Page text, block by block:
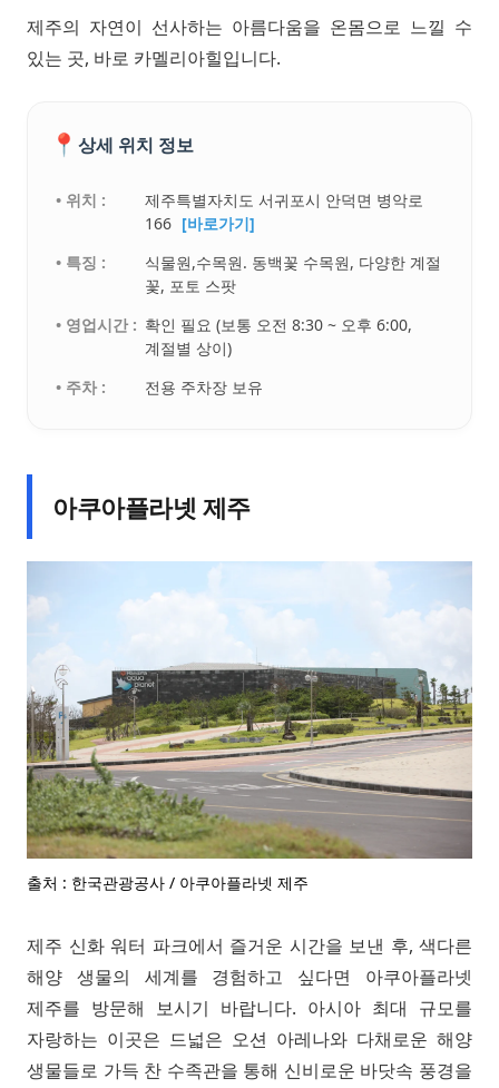
제주의 자연이 선사하는 아름다움을 온몸으로 느낄 수
있는 곳, 바로 카멜리아힐입니다.
📍 상세 위치 정보
• 위치 :
제주특별자치도 서귀포시 안덕면 병악로
166 [바로가기]
• 특징 :
식물원,수목원. 동백꽃 수목원, 다양한 계절
꽃, 포토 스팟
• 영업시간 : 확인 필요 (보통 오전 8:30 ~ 오후 6:00,
계절별 상이)
• 주차 :
전용 주차장 보유
아쿠아플라넷 제주
출처 : 한국관광공사 / 아쿠아플라넷 제주
제주 신화 워터 파크에서 즐거운 시간을 보낸 후, 색다른
해양 생물의 세계를 경험하고 싶다면 아쿠아플라넷
제주를 방문해 보시기 바랍니다. 아시아 최대 규모를
자랑하는 이곳은 드넓은 오션 아레나와 다채로운 해양
생물들로 가득 찬 수족관을 통해 신비로운 바닷속 풍경을